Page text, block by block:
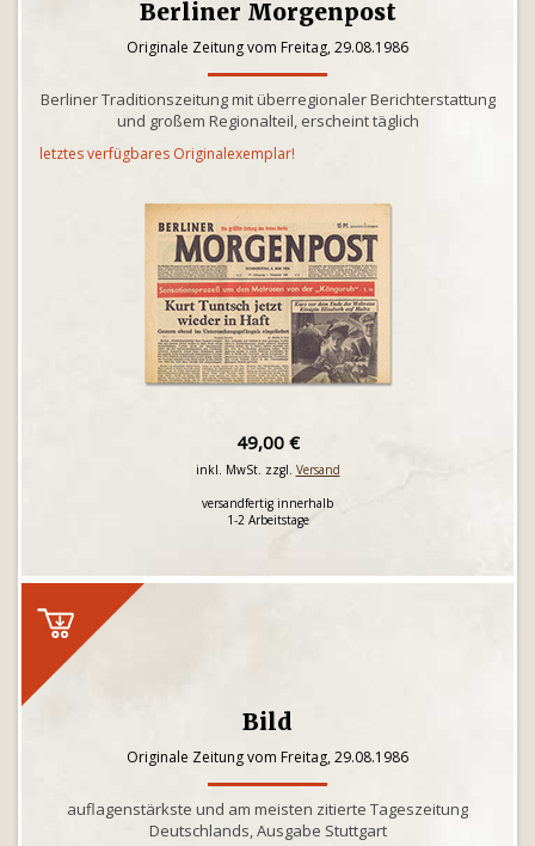
Berliner Morgenpost
Originale Zeitung vom Freitag, 29.08.1986
Berliner Traditionszeitung mit überregionaler Berichterstattung
und großem Regionalteil, erscheint täglich
letztes verfügbares Originalexemplar!
49,00 €
inkl. MwSt. zzgl. Versand
versandfertig innerhalb
1-2 Arbeitstage
Bild
Originale Zeitung vom Freitag, 29.08.1986
auflagenstärkste und am meisten zitierte Tageszeitung
Deutschlands, Ausgabe Stuttgart